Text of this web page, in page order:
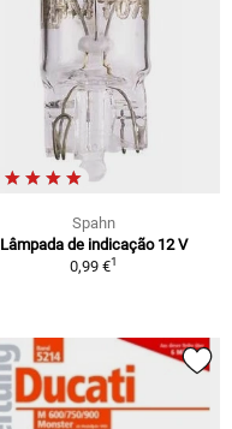
Spahn
Lâmpada de indicação 12 V
0,99 €1